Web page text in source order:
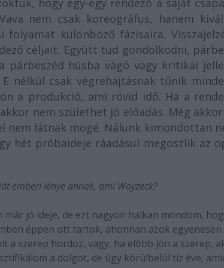
hogy egy-egy rendező a saját
nem csak koreográfus, hanem
folyamat különböző fázisaira.
céljait. Együtt tud gondolkodni,
párbeszéd húsba vágó vagy kritikai
nélkül csak végrehajtásnak tűnik
a produkció, ami rövid idő. Ha a
nem születhet jó előadás. Még
nem látnak mögé. Nálunk kimondottan
hét próbaideje ráadásul megoszlik az
emberi lénye annak, ami Woyzeck?
már jó ideje, de ezt nagyon halkan mondom,
éppen ott tartok, ahonnan azok
a szerep hordoz, vagy, ha előbb jön a szerep,
a dolgot, de úgy körülbelül tíz éve,